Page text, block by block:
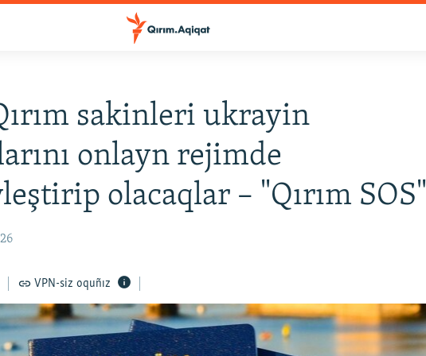
sakinleri ukrayin
onlayn rejimde
olacaqlar – "Qırım SOS"
VPN-siz oquñız